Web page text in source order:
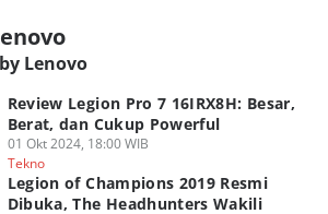
Lenovo
Review Legion Pro 7 16IRX8H: Besar,
Berat, dan Cukup Powerful
01 Okt 2024, 18:00 WIB
Tekno
Legion of Champions 2019 Resmi
Dibuka, The Headhunters Wakili